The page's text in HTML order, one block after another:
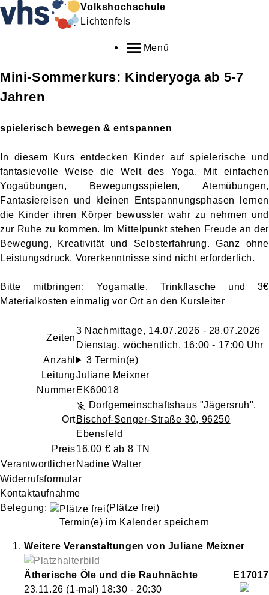
Volkshochschule
Lichtenfels
Menü
Mini-Sommerkurs: Kinderyoga ab 5-7
Jahren
spielerisch bewegen & entspannen
In diesem Kurs entdecken Kinder auf spielerische und
fantasievolle Weise die Welt des Yoga. Mit einfachen
Yogaübungen, Bewegungsspielen, Atemübungen,
Fantasiereisen und kleinen Entspannungsphasen lernen
die Kinder ihren Körper bewusster wahr zu nehmen und
zur Ruhe zu kommen. Im Mittelpunkt stehen Freude an der
Bewegung, Kreativität und Selbsterfahrung. Ganz ohne
Leistungsdruck. Vorerkenntnisse sind nicht erforderlich.
Bitte mitbringen: Yogamatte, Trinkflasche und 3€
Materialkosten einmalig vor Ort an den Kursleiter
Zeiten
3 Nachmittage, 14.07.2026 - 28.07.2026
Dienstag, wöchentlich, 16:00 - 17:00 Uhr
Anzahl
3 Termin(e)
LeitungJuliane Meixner
Nummer EK60018
Ort
Dorfgemeinschaftshaus "Jägersruh",
Bischof-Senger-Straße 30, 96250
Ebensfeld
Preis16,00 € ab 8 TN
Verantwortlicher Nadine Walter
Widerrufsformular
Kontaktaufnahme
Belegung:
(Plätze frei)
Termin(e) im Kalender speichern
Weitere Veranstaltungen von Juliane Meixner
Ätherische Öle und die Rauhnächte
E17017
23.11.26 (1-mal) 18:30 - 20:30